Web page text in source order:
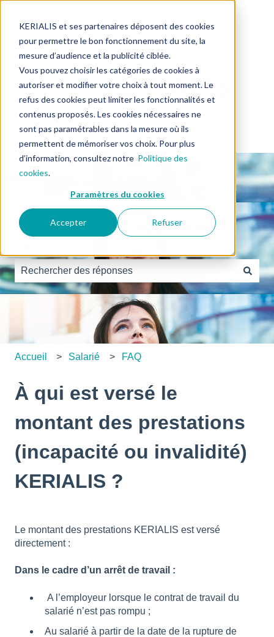
KERIALIS et ses partenaires déposent des cookies
pour permettre le bon fonctionnement du site, la
mesure d’audience et la publicité ciblée.
Vous pouvez choisir les catégories de cookies à
autoriser et modifier votre choix à tout moment. Le
refus des cookies peut limiter les fonctionnalités et
contenus proposés. Les cookies nécessaires ne
sont pas paramétrables dans la mesure où ils
permettent de mémoriser vos choix. Pour plus
d’information, consultez notre Politique des
cookies.
Paramètres du cookies
Accepter Refuser
Comment pouvons-nous vous
Il n'y a aucune suggestion car le champ de recherche
Accueil Salarié FAQ
À qui est versé le
montant des prestations
(incapacité ou invalidité)
KERIALIS ?
Le montant des prestations KERIALIS est versé
directement :
Dans le cadre d’un arrêt de travail :
A l’employeur lorsque le contrat de travail du
salarié n’est pas rompu ;
Au salarié à partir de la date de la rupture de